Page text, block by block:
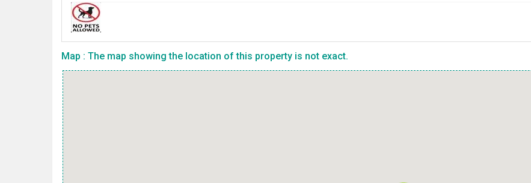
Map : The map showing the location of this property is not exact.